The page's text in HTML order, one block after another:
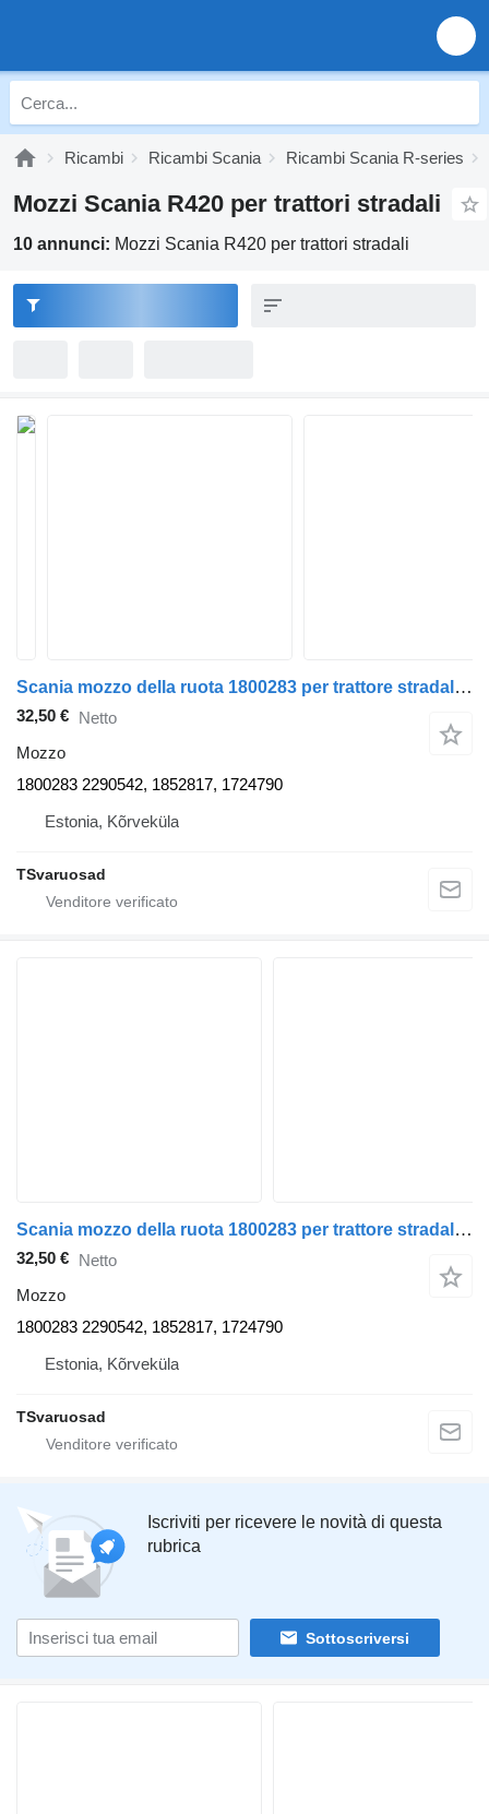
Ricambi Ricambi Scania Ricambi Scania R-series
Mozzi Scania R420 per trattori stradali
10 annunci: Mozzi Scania R420 per trattori stradali
Scania mozzo della ruota 1800283 per trattore stradale Scania R420
32,50 € Netto
Mozzo
1800283 2290542, 1852817, 1724790
Estonia, Kõrveküla
TSvaruosad
Scania mozzo della ruota 1800283 per trattore stradale Scania R420
32,50 € Netto
Mozzo
1800283 2290542, 1852817, 1724790
Estonia, Kõrveküla
TSvaruosad
Iscriviti per ricevere le novità di questa
rubrica
Sottoscriversi